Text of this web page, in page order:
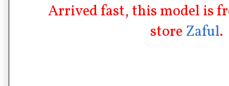
Arrived fast, this model is
store Zaful.